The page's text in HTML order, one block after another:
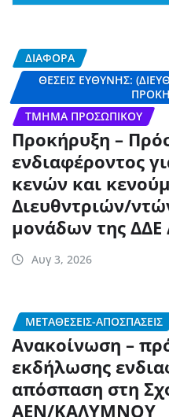
ΔΙΆΦΟΡΑ
ΘΈΣΕΙΣ ΕΥΘΎΝΗΣ:
ΤΜΉΜΑ ΠΡΟΣΩΠΙΚΟΎ
Προκήρυξη –
ενδιαφέροντος
κενών και
Διευθντριών/
μονάδων της
Αυγ 3, 2026
ΜΕΤΑΘΈΣΕΙΣ-ΑΠΟΣΠΆΣΕΙΣ
Ανακοίνωση –
εκδήλωσης
απόσπαση στη
ΑΕΝ/ΚΑΛΥΜΝΟΥ